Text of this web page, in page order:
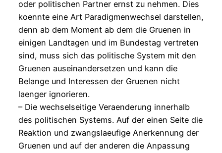
oder politischen Partner ernst zu nehmen. Dies
koennte eine Art Paradigmenwechsel darstellen,
denn ab dem Moment ab dem die Gruenen in
einigen Landtagen und im Bundestag vertreten
sind, muss sich das politische System mit den
Gruenen auseinandersetzen und kann die
Belange und Interessen der Gruenen nicht
laenger ignorieren.
– Die wechselseitige Veraenderung innerhalb
des politischen Systems. Auf der einen Seite die
Reaktion und zwangslaeufige Anerkennung der
Gruenen und auf der anderen die Anpassung